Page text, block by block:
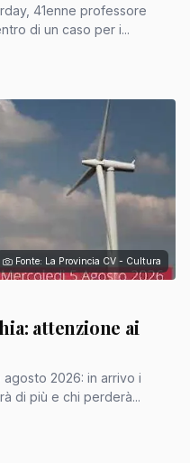
di un caso per i...
Fonte: La Provincia CV - Cultura
attenzione ai
2026: in arrivo i
di più e chi perderà...